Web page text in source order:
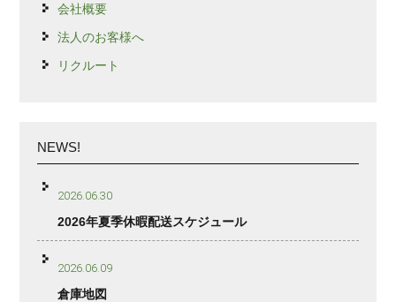
会社概要
法人のお客様へ
リクルート
NEWS!
2026.06.30
2026年夏季休暇配送スケジュール
2026.06.09
倉庫地図